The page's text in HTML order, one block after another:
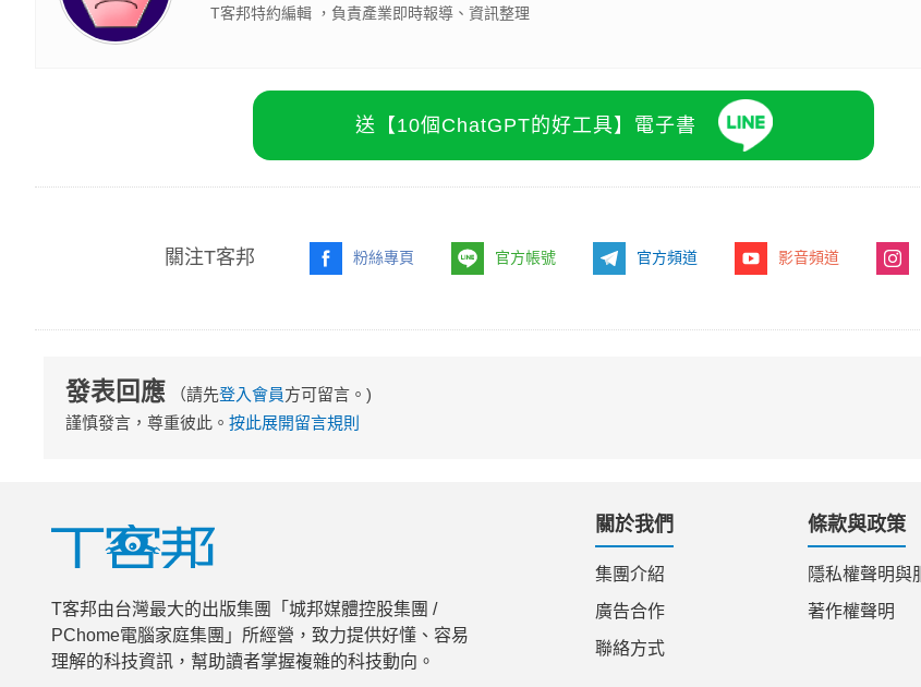
T客邦特約編輯 ，負責產業即時報導、資訊整理
送【10個ChatGPT的好工具】電子書
關注T客邦 粉絲專頁 官方帳號 官方頻道 影音頻道
發表回應 （請先登入會員方可留言。)
謹慎發言，尊重彼此。 按此展開留言規則
T客邦由台灣最大的出版集團「城邦媒體控股集團 /
PChome電腦家庭集團」所經營，致力提供好懂、容易
理解的科技資訊，幫助讀者掌握複雜的科技動向。
關於我們
集團介紹
廣告合作
聯絡方式
條款與政策
隱私權聲明與
著作權聲明